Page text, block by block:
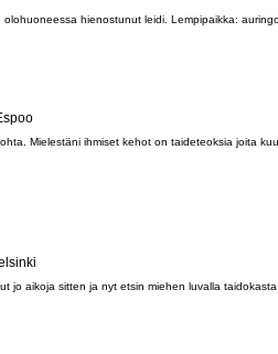
hienostunut leidi. Lempipaikka:
Mielestäni ihmiset kehot on taideteoksia joita
jo aikoja sitten ja nyt etsin miehen luvalla